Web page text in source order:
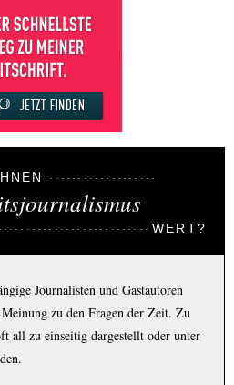
WERT?
Journalisten und Gastautoren
zu den Fragen der Zeit. Zu
all zu einseitig dargestellt oder unter